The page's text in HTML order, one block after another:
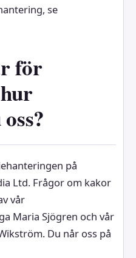
se
för
på
Ltd. Frågor om kakor
vår
Maria Sjögren och vår
Du når oss på